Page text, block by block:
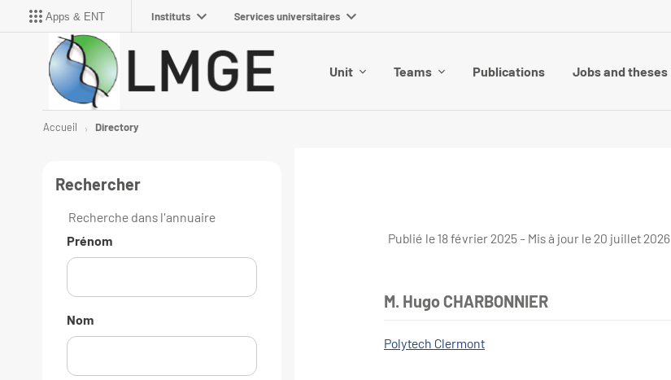
Apps & ENT Instituts Services universitaires
Unit Teams Publications Jobs and theses
Accueil Directory
Publié le 18 février 2025 - Mis à jour le 20 juillet 2026
M. Hugo CHARBONNIER
Polytech Clermont
Rechercher
Recherche dans l'annuaire
Prénom
Nom